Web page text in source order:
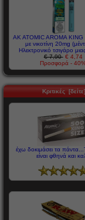
AK ATOMIC AROMA KING
με νικοτίνη 20mg
Ηλεκτρονικό τσιγάρο
€ 7,90 € 4,74
Προσφορά -
Κριτικές [δείτε]
έχω δοκιμάσει τα
είναι φθηνά και